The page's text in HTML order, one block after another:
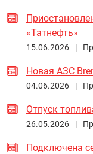
«Татнефть»
15.06.2026 |
Новая АЗС
04.06.2026 |
Отпуск
26.05.2026 |
Подключена